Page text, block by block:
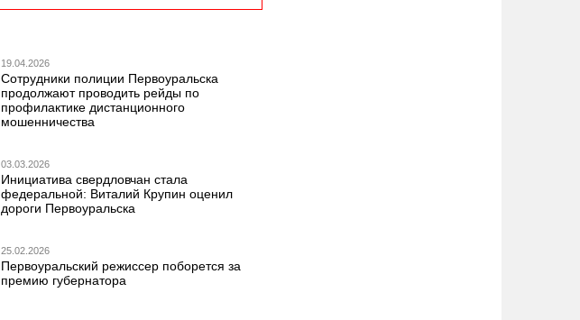
19.04.2026
Сотрудники полиции Первоуральска
продолжают проводить рейды по
профилактике дистанционного
мошенничества
03.03.2026
Инициатива свердловчан стала
федеральной: Виталий Крупин оценил
дороги Первоуральска
25.02.2026
Первоуральский режиссер поборется за
премию губернатора